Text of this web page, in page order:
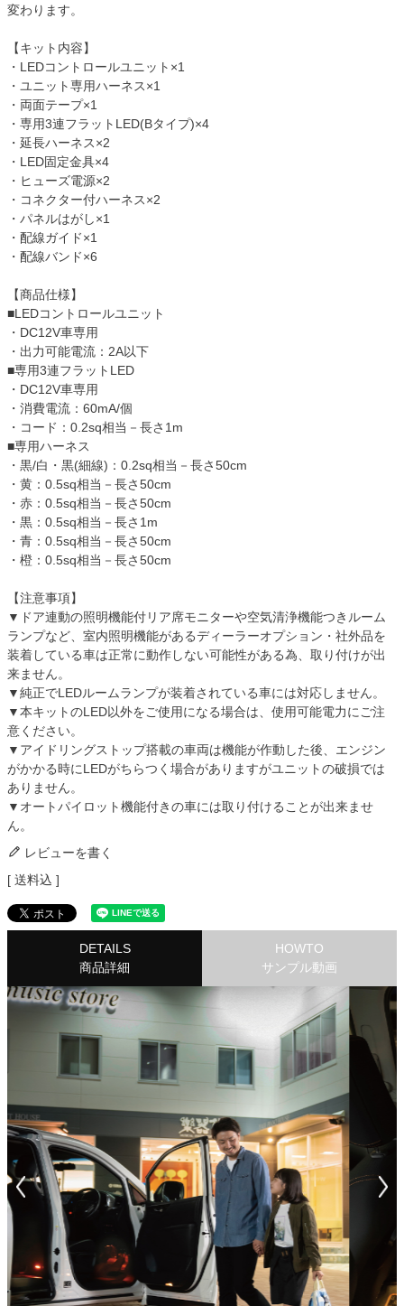
変わります。
【キット内容】
・LEDコントロールユニット×1
・ユニット専用ハーネス×1
・両面テープ×1
・専用3連フラットLED(Bタイプ)×4
・延長ハーネス×2
・LED固定金具×4
・ヒューズ電源×2
・コネクター付ハーネス×2
・パネルはがし×1
・配線ガイド×1
・配線バンド×6
【商品仕様】
■LEDコントロールユニット
・DC12V車専用
・出力可能電流：2A以下
■専用3連フラットLED
・DC12V車専用
・消費電流：60mA/個
・コード：0.2sq相当－長さ1m
■専用ハーネス
・黒/白・黒(細線)：0.2sq相当－長さ50cm
・黄：0.5sq相当－長さ50cm
・赤：0.5sq相当－長さ50cm
・黒：0.5sq相当－長さ1m
・青：0.5sq相当－長さ50cm
・橙：0.5sq相当－長さ50cm
【注意事項】
▼ドア連動の照明機能付リア席モニターや空気清浄機能つきルーム
ランプなど、室内照明機能があるディーラーオプション・社外品を
装着している車は正常に動作しない可能性がある為、取り付けが出
来ません。
▼純正でLEDルームランプが装着されている車には対応しません。
▼本キットのLED以外をご使用になる場合は、使用可能電力にご注
意ください。
▼アイドリングストップ搭載の車両は機能が作動した後、エンジン
がかかる時にLEDがちらつく場合がありますがユニットの破損では
ありません。
▼オートパイロット機能付きの車には取り付けることが出来ませ
ん。
レビューを書く
送料込
DETAILS
商品詳細
HOWTO
サンプル動画